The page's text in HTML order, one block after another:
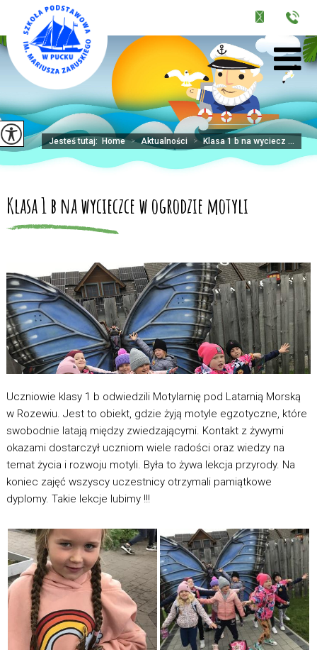
Jesteś tutaj: Home > Aktualności > Klasa 1 b na wyciecz ...
Klasa 1 b na wycieczce w ogrodzie motyli
Uczniowie klasy 1 b odwiedzili Motylarnię pod Latarnią Morską
w Rozewiu. Jest to obiekt, gdzie żyją motyle egzotyczne, które
swobodnie latają między zwiedzającymi. Kontakt z żywymi
okazami dostarczył uczniom wiele radości oraz wiedzy na
temat życia i rozwoju motyli. Była to żywa lekcja przyrody. Na
koniec zajęć wszyscy uczestnicy otrzymali pamiątkowe
dyplomy. Takie lekcje lubimy !!!